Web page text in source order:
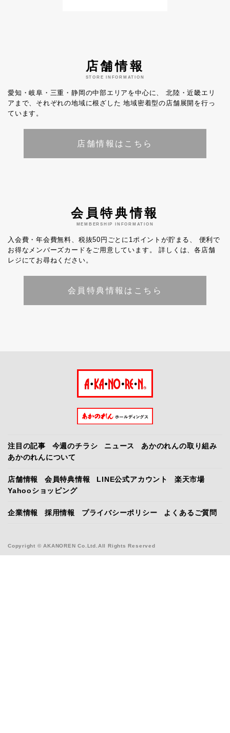
店舗情報
STORE INFORMATION
愛知・岐阜・三重・静岡の中部エリアを中心に、
北陸・近畿エリ
アまで、それぞれの地域に根ざした 地域密着型の店舗展開を行っ
ています。
店舗情報はこちら
会員特典情報
MEMBERSHIP INFORMATION
入会費・年会費無料、税抜50円ごとに1ポイントが貯まる、
便利で
お得なメンバーズカードをご用意しています。
詳しくは、各店舗
レジにてお尋ねください。
会員特典情報はこちら
Copyright © AKANOREN Co.Ltd.All Rights Reserved
注目の記事 今週のチラシ ニュース
あかのれんの取り組み
あかのれんについて
店舗情報 会員特典情報 LINE公式アカウント
楽天市場
Yahooショッピング
企業情報 採用情報 プライバシーポリシー よくあるご質問